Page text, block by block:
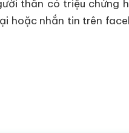
thân có triệu chứng
hoặc nhắn tin trên